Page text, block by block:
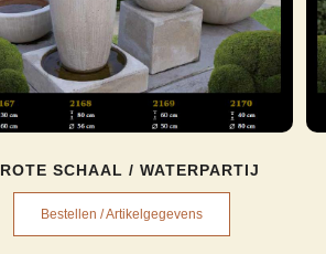
SCHAAL / WATERPARTIJ
Bestellen / Artikelgegevens